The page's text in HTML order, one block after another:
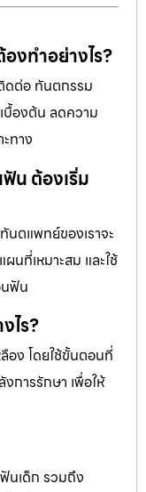
งทำอย่างไร?
ดต่อ ทันตกรรม
บื้องต้น ลดความ
ทาง
น ต้องเริ่ม
ตแพทย์ของเราจะ
นที่เหมาะสม และใช้
นฟัน
ไร?
อง โดยใช้ขั้นตอนที่
การรักษา เพื่อให้
นเด็ก รวมถึง